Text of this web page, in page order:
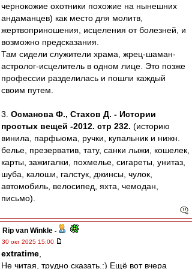
чернокожие охотники похожие на нынешних
андаманцев) как место для молитв,
жертвоприношения, исцеления от болезней, и
возможно предсказания.
Там сидели служители храма, жрец-шаман-
астролог-исцелитель в одном лице. Это позже
профессии разделилась и пошли каждый
своим путем.
3. Османова Ф., Стахов Д. - Истории
простых вещей -2012. стр 232. (историю
винила, парфьюма, ручки, купальник и нижн.
белье, презерватив, тату, санки лыжи, кошелек,
карты, зажигалки, похмелье, сигареты, унитаз,
шуба, калоши, галстук, джинсы, чулок,
автомобиль, велосипед, яхта, чемодан,
письмо).
Rip van Winkle -
30 окт 2025 15:00
extratime
Не читая, трудно сказать.:) Ещё вот вчера